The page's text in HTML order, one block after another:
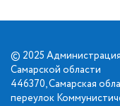
© 2025
Самарской области
446370, Самарская
переулок